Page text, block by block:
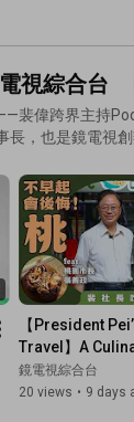
視綜合台
裴偉跨界主持
長，也是鏡電視
輯兼社長，此
若烹小鮮」做治
工的大Boss，更
男兒，熱愛種
戲，愛吃、懂吃
社長的廚房手
江湖人稱「裴
日子總過得閒雅
裴社長的工作量
（食量）大，
風頭當社長！卻
【President
Travel】A
Taoyuan’s
Following
鏡電視綜合台
20 views • 9 days